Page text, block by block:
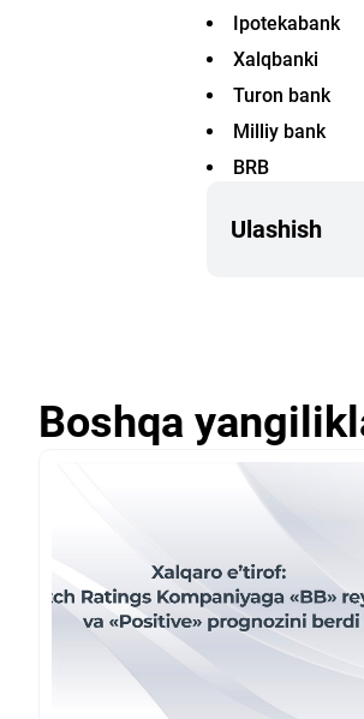
Ipotekabank
Xalqbanki
Turon bank
Milliy bank
BRB
Ulashish
Boshqa